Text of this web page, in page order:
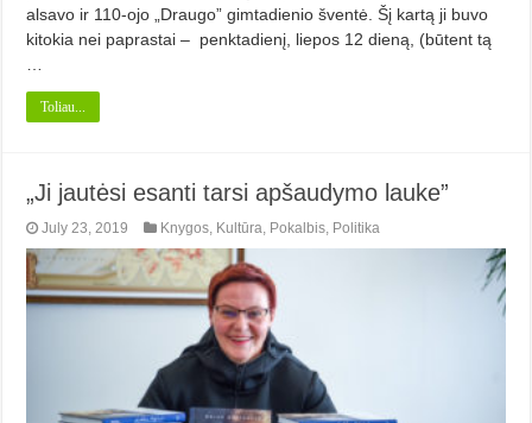
alsavo ir 110-ojo „Draugo” gimtadienio šventė. Šį kartą ji buvo
kitokia nei paprastai – penktadienį, liepos 12 dieną, (būtent tą
Toliau...
„Ji jautėsi esanti tarsi apšaudymo lauke”
July 23, 2019 Knygos Kultūra Pokalbis Politika